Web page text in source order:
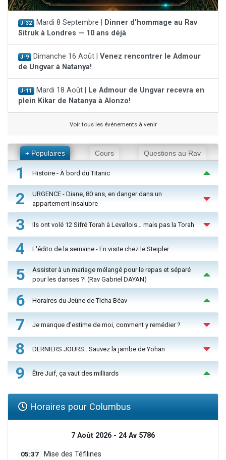
J-32 Mardi 8 Septembre |
Dinner d'hommage au Rav
Sitruk à Londres — 10 ans déjà
J-9 Dimanche 16 Août | Venez rencontrer le Admour
de Ungvar à Natanya!
J-11 Mardi 18 Août |
Le Admour de Ungvar recevra en
plein Kikar de Natanya à Alonzo!
Voir tous les événements à venir
+ Populaires Cours Questions au Rav
1 Histoire - À bord du Titanic
2
URGENCE - Diane, 80 ans, en danger dans un
appartement insalubre
3 Ils ont volé 12 Sifré Torah à Levallois… mais pas la Torah
4 L'édito de la semaine - En visite chez le Steipler
5
Assister à un mariage mélangé pour le repas et séparé
pour les danses ?! (Rav Gabriel DAYAN)
6 Horaires du Jeûne de Ticha Béav
7 Je manque d'estime de moi, comment y remédier ?
8 DERNIERS JOURS : Sauvez la jambe de Yohan
9 Être Juif, ça vaut des milliards
Horaires pour Columbus
7 Août 2026 - 24 Av 5786
05:37 Mise des Téfilines